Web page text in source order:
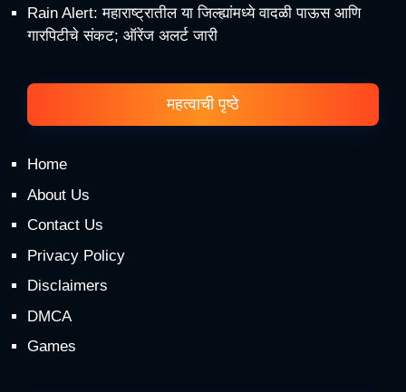
Rain Alert: महाराष्ट्रातील या जिल्ह्यांमध्ये वादळी पाऊस आणि
गारपिटीचे संकट; ऑरेंज अलर्ट जारी
महत्वाची पृष्ठे
Home
About Us
Contact Us
Privacy Policy
Disclaimers
DMCA
Games